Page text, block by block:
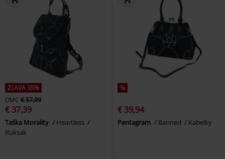
ZĽAVA 35%
OMC € 57,99
€ 37,39
Taška Morality
Heartless
Ruksak
%
€ 39,94
Pentagram Banned Kabelky